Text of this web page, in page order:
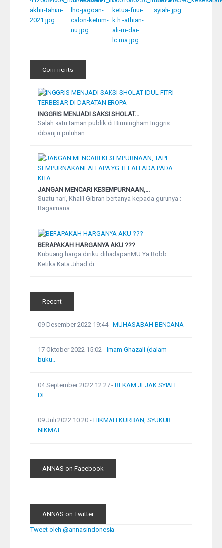
Comments
INGGRIS MENJADI SAKSI SHOLAT...
Salah satu taman publik di Birmingham Inggris
dibanjiri puluhan...
JANGAN MENCARI KESEMPURNAAN,...
Suatu hari, Khalil Gibran bertanya kepada gurunya :
Bagaimana...
BERAPAKAH HARGANYA AKU ???
Kubuang harga diriku dihadapanMU Ya Robb..
Ketika Kata Jihad di...
Recent
09 Desember 2022 19:44- MUHASABAH BENCANA
17 Oktober 2022 15:02 - Imam Ghazali (dalam
buku...
04 September 2022 12:27 - REKAM JEJAK SYIAH
DI...
09 Juli 2022 10:20 - HIKMAH KURBAN, SYUKUR
NIKMAT
ANNAS on Facebook
ANNAS on Twitter
Tweet oleh @annasindonesia